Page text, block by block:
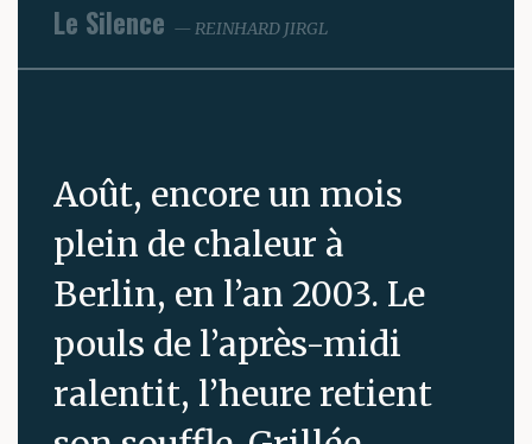
Le Silence REINHARD JIRGL
Août, encore un mois
plein de chaleur à
Berlin, en l’an 2003. Le
pouls de l’après-midi
ralentit, l’heure retient